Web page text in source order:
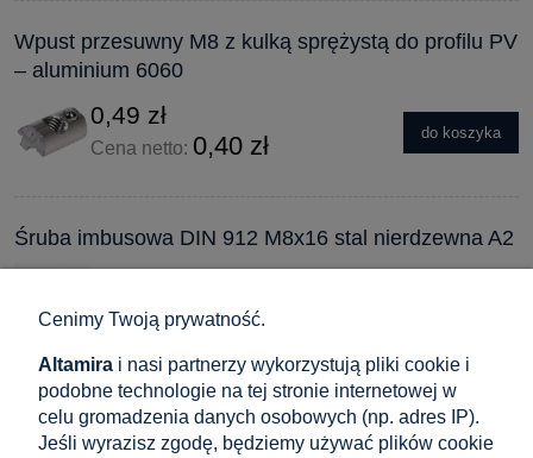
Wpust przesuwny M8 z kulką sprężystą do profilu PV
– aluminium 6060
0,49 zł
Cena netto: 0,40 zł do koszyka
Śruba imbusowa DIN 912 M8x16 stal nierdzewna A2
Cena netto:0,31 zł
Śruba sześciokątna DIN 933 M10x25 mm stal
nierdzewna A2 pełny gwint
Cenimy Twoją prywatność.
Altamira i nasi partnerzy wykorzystują pliki cookie i
podobne technologie na tej stronie internetowej w
celu gromadzenia danych osobowych (np. adres IP).
Jeśli wyrazisz zgodę, będziemy używać plików cookie